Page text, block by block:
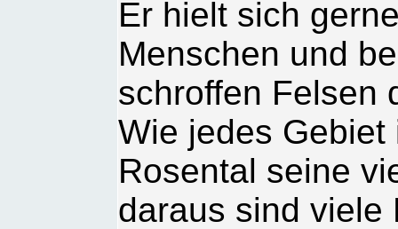
Er hielt sich
Menschen und
schroffen Felsen
Wie jedes
Rosental seine
daraus sind viele